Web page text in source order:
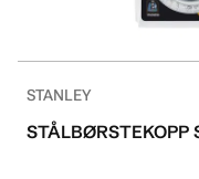
STANLEY